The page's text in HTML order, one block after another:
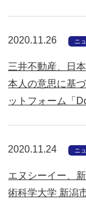
2020.11.26 ニ
三井不動産、日
本人の意思に基
ットフォーム「
2020.11.24 ニ
エヌシーイー、
術科学大学 新潟